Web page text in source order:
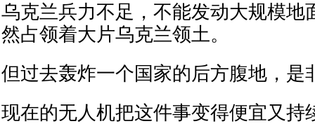
乌克兰兵力不足，不能发动大规模地
然占领着大片乌克兰领土。
但过去轰炸一个国家的后方腹地，是
现在的无人机把这件事变得便宜又持